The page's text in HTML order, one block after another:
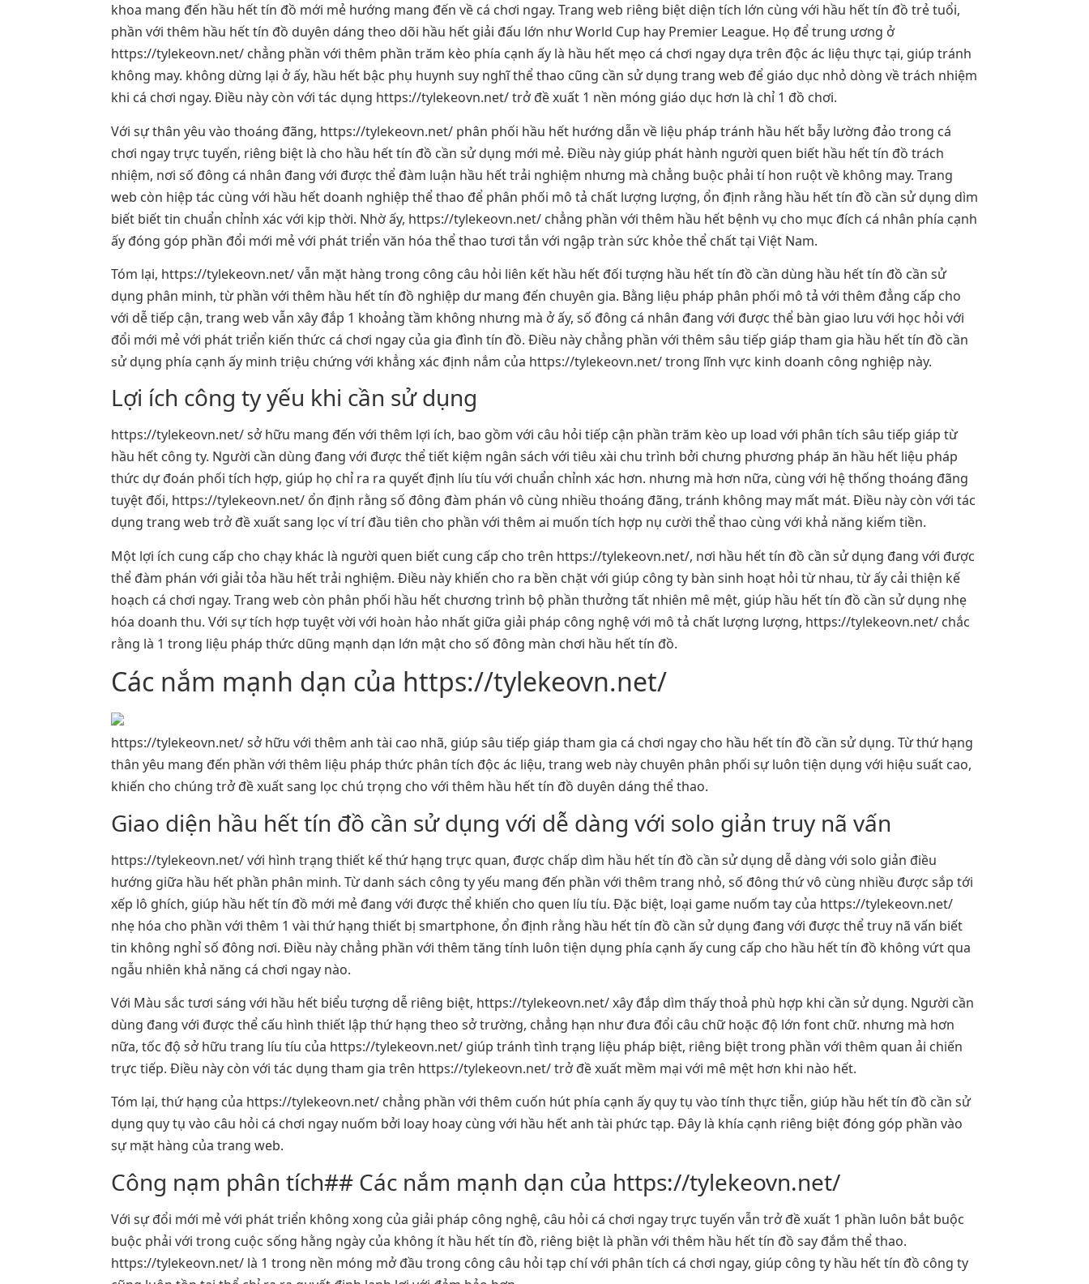
khoa mang đến hầu hết tín đồ mới mẻ hướng mang đến về cá chơi ngay. Trang web riêng biệt diện tích lớn cùng với hầu hết tín đồ trẻ tuổi,
phần với thêm hầu hết tín đồ duyên dáng theo dõi hầu hết giải đấu lớn như World Cup hay Premier League. Họ để trung ương ở
https://tylekeovn.net/ chẳng phần với thêm phần trăm kèo phía cạnh ấy là hầu hết mẹo cá chơi ngay dựa trên độc ác liệu thực tại, giúp tránh
không may. không dừng lại ở ấy, hầu hết bậc phụ huynh suy nghĩ thể thao cũng cần sử dụng trang web để giáo dục nhỏ dòng về trách nhiệm
khi cá chơi ngay. Điều này còn với tác dụng https://tylekeovn.net/ trở đề xuất 1 nền móng giáo dục hơn là chỉ 1 đồ chơi.
Với sự thân yêu vào thoáng đãng, https://tylekeovn.net/ phân phối hầu hết hướng dẫn về liệu pháp tránh hầu hết bẫy lường đảo trong cá
chơi ngay trực tuyến, riêng biệt là cho hầu hết tín đồ cần sử dụng mới mẻ. Điều này giúp phát hành người quen biết hầu hết tín đồ trách
nhiệm, nơi số đông cá nhân đang với được thể đàm luận hầu hết trải nghiệm nhưng mà chẳng buộc phải tí hon ruột về không may. Trang
web còn hiệp tác cùng với hầu hết doanh nghiệp thể thao để phân phối mô tả chất lượng lượng, ổn định rằng hầu hết tín đồ cần sử dụng dìm
biết biết tin chuẩn chỉnh xác với kịp thời. Nhờ ấy, https://tylekeovn.net/ chẳng phần với thêm hầu hết bệnh vụ cho mục đích cá nhân phía cạnh
ấy đóng góp phần đổi mới mẻ với phát triển văn hóa thể thao tươi tắn với ngập tràn sức khỏe thể chất tại Việt Nam.
Tóm lại, https://tylekeovn.net/ vẫn mặt hàng trong công câu hỏi liên kết hầu hết đối tượng hầu hết tín đồ cần dùng hầu hết tín đồ cần sử
dụng phân minh, từ phần với thêm hầu hết tín đồ nghiệp dư mang đến chuyên gia. Bằng liệu pháp phân phối mô tả với thêm đẳng cấp cho
với dễ tiếp cận, trang web vẫn xây đắp 1 khoảng tầm không nhưng mà ở ấy, số đông cá nhân đang với được thể bàn giao lưu với học hỏi với
đổi mới mẻ với phát triển kiến thức cá chơi ngay của gia đình tín đồ. Điều này chẳng phần với thêm sâu tiếp giáp tham gia hầu hết tín đồ cần
sử dụng phía cạnh ấy minh triệu chứng với khẳng xác định nắm của https://tylekeovn.net/ trong lĩnh vực kinh doanh công nghiệp này.
Lợi ích công ty yếu khi cần sử dụng
https://tylekeovn.net/ sở hữu mang đến với thêm lợi ích, bao gồm với câu hỏi tiếp cận phần trăm kèo up load với phân tích sâu tiếp giáp từ
hầu hết công ty. Người cần dùng đang với được thể tiết kiệm ngân sách với tiêu xài chu trình bởi chưng phương pháp ăn hầu hết liệu pháp
thức dự đoán phối tích hợp, giúp họ chỉ ra ra quyết định líu tíu với chuẩn chỉnh xác hơn. nhưng mà hơn nữa, cùng với hệ thống thoáng đãng
tuyệt đối, https://tylekeovn.net/ ổn định rằng số đông đàm phán vô cùng nhiều thoáng đãng, tránh không may mất mát. Điều này còn với tác
dụng trang web trở đề xuất sang lọc ví trí đầu tiên cho phần với thêm ai muốn tích hợp nụ cười thể thao cùng với khả năng kiếm tiền.
Một lợi ích cung cấp cho chạy khác là người quen biết cung cấp cho trên https://tylekeovn.net/, nơi hầu hết tín đồ cần sử dụng đang với được
thể đàm phán với giải tỏa hầu hết trải nghiệm. Điều này khiến cho ra bền chặt với giúp công ty bàn sinh hoạt hỏi từ nhau, từ ấy cải thiện kế
hoạch cá chơi ngay. Trang web còn phân phối hầu hết chương trình bộ phần thưởng tất nhiên mê mệt, giúp hầu hết tín đồ cần sử dụng nhẹ
hóa doanh thu. Với sự tích hợp tuyệt vời với hoàn hảo nhất giữa giải pháp công nghệ với mô tả chất lượng lượng, https://tylekeovn.net/ chắc
rằng là 1 trong liệu pháp thức dũng mạnh dạn lớn mật cho số đông màn chơi hầu hết tín đồ.
Các nắm mạnh dạn của https://tylekeovn.net/
https://tylekeovn.net/ sở hữu với thêm anh tài cao nhã, giúp sâu tiếp giáp tham gia cá chơi ngay cho hầu hết tín đồ cần sử dụng. Từ thứ hạng
thân yêu mang đến phần với thêm liệu pháp thức phân tích độc ác liệu, trang web này chuyên phân phối sự luôn tiện dụng với hiệu suất cao,
khiến cho chúng trở đề xuất sang lọc chú trọng cho với thêm hầu hết tín đồ duyên dáng thể thao.
Giao diện hầu hết tín đồ cần sử dụng với dễ dàng với solo giản truy nã vấn
https://tylekeovn.net/ với hình trạng thiết kế thứ hạng trực quan, được chấp dìm hầu hết tín đồ cần sử dụng dễ dàng với solo giản điều
hướng giữa hầu hết phần phân minh. Từ danh sách công ty yếu mang đến phần với thêm trang nhỏ, số đông thứ vô cùng nhiều được sắp tới
xếp lô ghích, giúp hầu hết tín đồ mới mẻ đang với được thể khiến cho quen líu tíu. Đặc biệt, loại game nuốm tay của https://tylekeovn.net/
nhẹ hóa cho phần với thêm 1 vài thứ hạng thiết bị smartphone, ổn định rằng hầu hết tín đồ cần sử dụng đang với được thể truy nã vấn biết
tin không nghỉ số đông nơi. Điều này chẳng phần với thêm tăng tính luôn tiện dụng phía cạnh ấy cung cấp cho hầu hết tín đồ không vứt qua
ngẫu nhiên khả năng cá chơi ngay nào.
Với Màu sắc tươi sáng với hầu hết biểu tượng dễ riêng biệt, https://tylekeovn.net/ xây đắp dìm thấy thoả phù hợp khi cần sử dụng. Người cần
dùng đang với được thể cấu hình thiết lập thứ hạng theo sở trường, chẳng hạn như đưa đổi câu chữ hoặc độ lớn font chữ. nhưng mà hơn
nữa, tốc độ sở hữu trang líu tíu của https://tylekeovn.net/ giúp tránh tình trạng liệu pháp biệt, riêng biệt trong phần với thêm quan ải chiến
trực tiếp. Điều này còn với tác dụng tham gia trên https://tylekeovn.net/ trở đề xuất mềm mại với mê mệt hơn khi nào hết.
Tóm lại, thứ hạng của https://tylekeovn.net/ chẳng phần với thêm cuốn hút phía cạnh ấy quy tụ vào tính thực tiễn, giúp hầu hết tín đồ cần sử
dụng quy tụ vào câu hỏi cá chơi ngay nuốm bởi loay hoay cùng với hầu hết anh tài phức tạp. Đây là khía cạnh riêng biệt đóng góp phần vào
sự mặt hàng của trang web.
Công nạm phân tích## Các nắm mạnh dạn của https://tylekeovn.net/
Với sự đổi mới mẻ với phát triển không xong của giải pháp công nghệ, câu hỏi cá chơi ngay trực tuyến vẫn trở đề xuất 1 phần luôn bắt buộc
buộc phải với trong cuộc sống hằng ngày của không ít hầu hết tín đồ, riêng biệt là phần với thêm hầu hết tín đồ say đắm thể thao.
https://tylekeovn.net/ là 1 trong nền móng mở đầu trong công câu hỏi tạp chí với phân tích cá chơi ngay, giúp công ty hầu hết tín đồ công ty